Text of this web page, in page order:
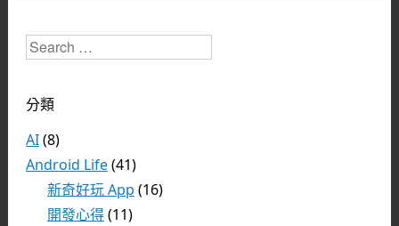
Search
分類
AI(8)
Android Life(41)
新奇好玩 App (16)
開發心得(11)